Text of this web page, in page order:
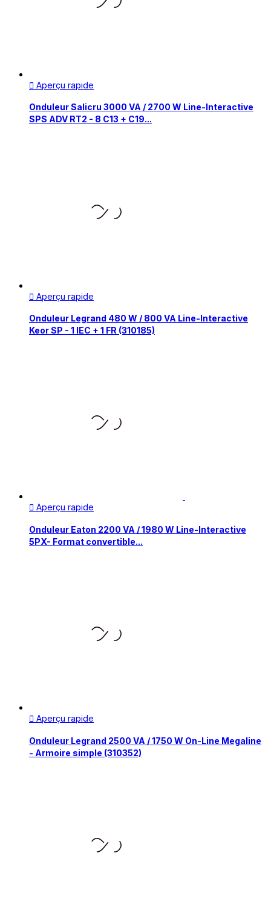
 Aperçu rapide
Onduleur Salicru 3000 VA / 2700 W Line-Interactive
SPS ADV RT2 - 8 C13 + C19...
 Aperçu rapide
Onduleur Legrand 480 W / 800 VA Line-Interactive
Keor SP - 1 IEC + 1 FR (310185)
 Aperçu rapide
Onduleur Eaton 2200 VA / 1980 W Line-Interactive
5PX- Format convertible...
 Aperçu rapide
Onduleur Legrand 2500 VA / 1750 W On-Line Megaline
- Armoire simple (310352)